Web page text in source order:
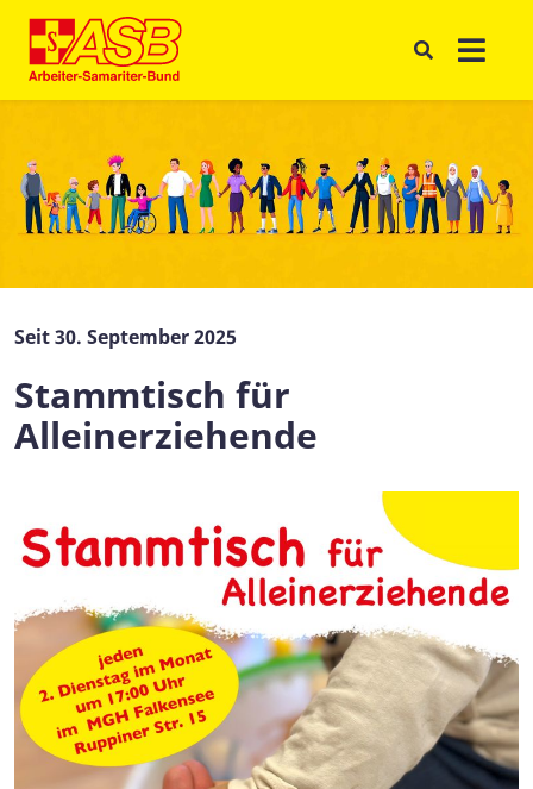
Seit 30. September 2025
Stammtisch für
Alleinerziehende